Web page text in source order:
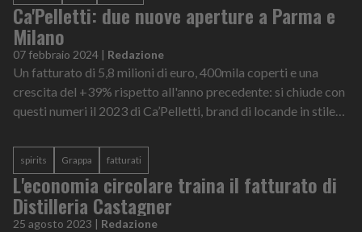
Ca'Pelletti: due nuove aperture a Parma e
Milano
07 febbraio 2024 | Redazione
Un fatturato di 5,8 milioni di euro, 400mila coperti e una
crescita del +39% rispetto all'anno precedente: si chiude con
questi numeri il 2023 di Ca’Pelletti, brand di locande in stile
spirits Grappa fatturati
L'economia circolare traina il fatturato di
Distilleria Castagner
25 agosto 2023 | Redazione